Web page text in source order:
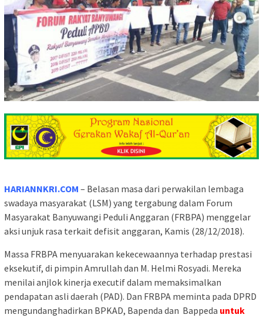
HARIANNKRI.COM – Belasan masa dari perwakilan lembaga
swadaya masyarakat (LSM) yang tergabung dalam Forum
Masyarakat Banyuwangi Peduli Anggaran (FRBPA) menggelar
aksi unjuk rasa terkait defisit anggaran, Kamis (28/12/2018).
Massa FRBPA menyuarakan kekecewaannya terhadap prestasi
eksekutif, di pimpin Amrullah dan M. Helmi Rosyadi. Mereka
menilai anjlok kinerja executif dalam memaksimalkan
pendapatan asli daerah (PAD). Dan FRBPA meminta pada DPRD
mengundanghadirkan BPKAD, Bapenda dan Bappeda untuk